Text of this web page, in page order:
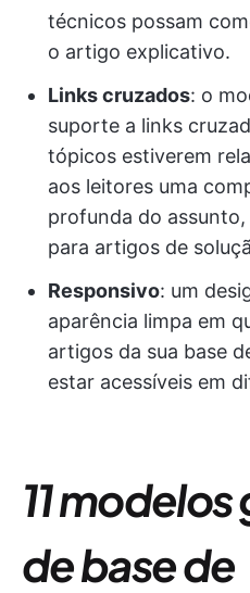
técnicos possam
o artigo explicativo.
Links cruzados: o
suporte a links
tópicos estiverem
aos leitores uma
profunda do
para artigos de
Responsivo: um
aparência limpa em
artigos da sua base
estar acessíveis em
11
de base de